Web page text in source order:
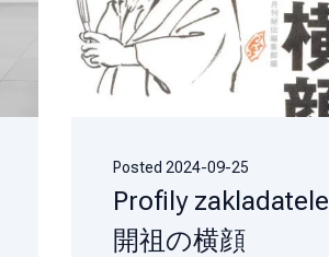
Posted 2024-09-25
Profily zakladatele
開祖の横顔